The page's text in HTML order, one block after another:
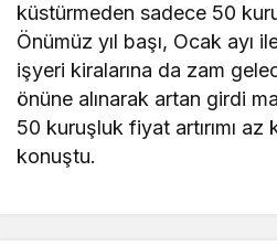
küstürmeden sadece 50
Önümüz yıl başı, Ocak ayı
işyeri kiralarına da zam
önüne alınarak artan girdi
50 kuruşluk fiyat artırımı az
konuştu.